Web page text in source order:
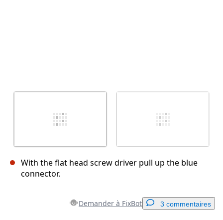
With the flat head screw driver pull up the blue
connector.
Demander à FixBot 3 commentaires